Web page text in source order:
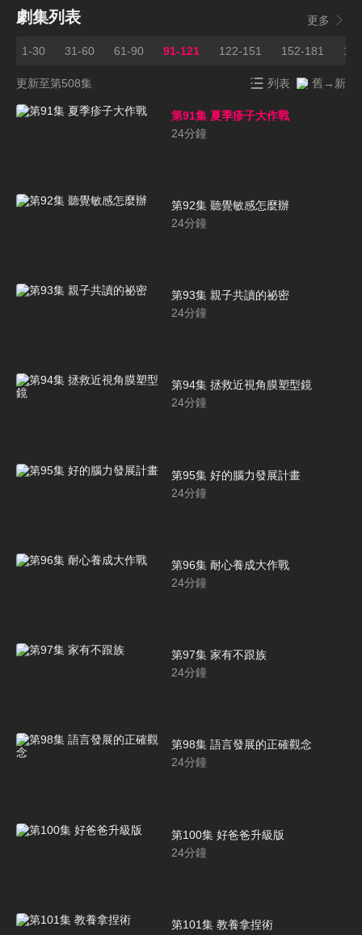
劇集列表 更多
1-30 31-60 61-90 91-121 122-151 152-181
更新至第508集 列表 舊→新
第91集 夏季疹子大作戰
24分鐘
第92集 聽覺敏感怎麼辦
24分鐘
第93集 親子共讀的祕密
24分鐘
第94集 拯救近視角膜塑型鏡
24分鐘
第95集 好的腦力發展計畫
24分鐘
第96集 耐心養成大作戰
24分鐘
第97集 家有不跟族
24分鐘
第98集 語言發展的正確觀念
24分鐘
第100集 好爸爸升級版
24分鐘
第101集 教養拿捏術